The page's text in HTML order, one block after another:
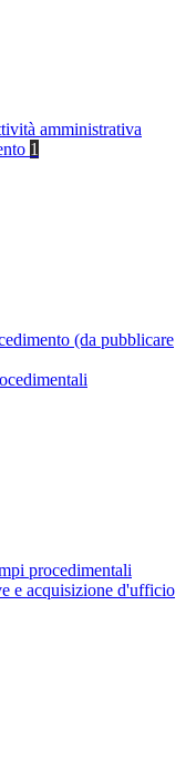
amministrativa
1
(da pubblicare
procedimentali
e acquisizione d'ufficio